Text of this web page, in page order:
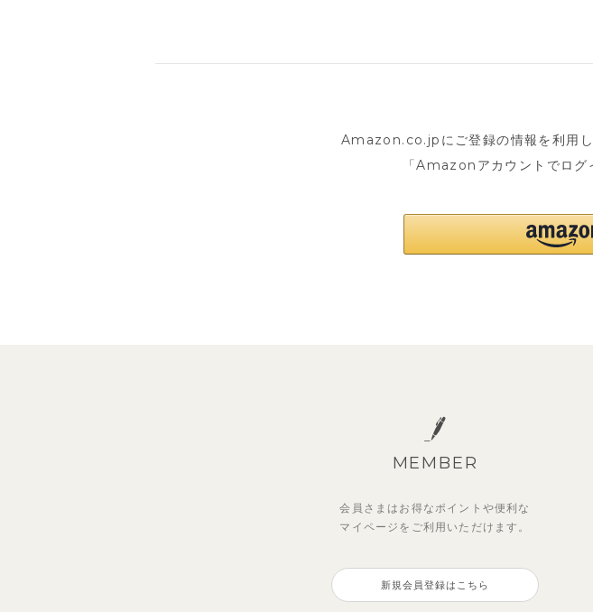
Amazon.co.jpにご登録の情報を利用し
「Amazonアカウントでログ
MEMBER
会員さまはお得なポイントや便利な
マイページを ご利用いただけます。
新規会員登録はこちら